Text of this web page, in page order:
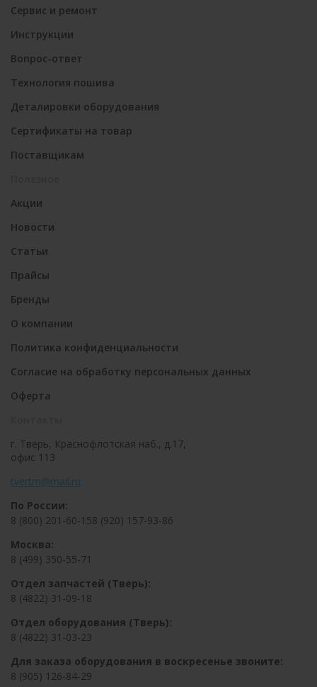
Сервис и ремонт
Инструкции
Вопрос-ответ
Технология пошива
Деталировки оборудования
Сертификаты на товар
Поставщикам
Акции
Новости
Статьи
Прайсы
Бренды
О компании
Политика конфиденциальности
Согласие на обработку персональных данных
Оферта
г. Тверь, Краснофлотская наб., д.17,
офис 113
tvertm@mail.ru
По России:
8 (800) 201-60-158 (920) 157-93-86
Москва:
8 (499) 350-55-71
Отдел запчастей (Тверь):
8 (4822) 31-09-18
Отдел оборудования (Тверь):
8 (4822) 31-03-23
Для заказа оборудования в воскресенье звоните:
8 (905) 126-84-29